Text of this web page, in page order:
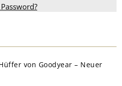
von Goodyear – Neuer